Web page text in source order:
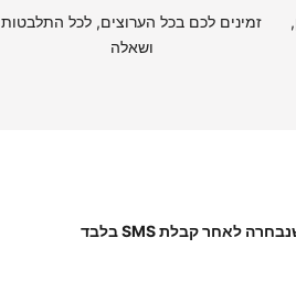
זמינים לכם בכל הערוצים, לכל התלבטות
ושאלה
יש להגיע לנקודת האיסוף שנבחרה לאחר קבלת SMS בלבד